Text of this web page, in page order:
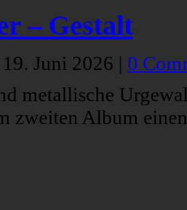
– Gestalt
19. Juni 2026 | 0
metallische
zweiten Album